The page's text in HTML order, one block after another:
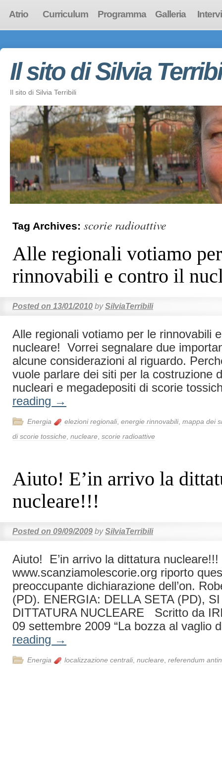
Atrio Curriculum Programma Galleria
Il sito di Silvia
Il sito di Silvia Terribili
Tag Archives: scorie radioattive
Alle regionali votiamo
rinnovabili e contro il
Posted on 13/01/2010 by SilviaTerribili
Alle regionali votiamo per le rinnovabili
nucleare! Vorrei segnalare due
alcune considerazioni al riguardo.
vuole parlare dei siti per la costruzione
nucleari e megadepositi di scorie
reading →
Energia elezioni regionali, energie rinnovabili, mappa dei
di scorie tossiche nucleare scorie radioattive
Aiuto! E’in arrivo la
nucleare!!!
Posted on 09/09/2009 by SilviaTerribili
Aiuto! E’in arrivo la dittatura
www.scanziamolescorie.org riporto
preoccupante dichiarazione dell’on.
(PD). ENERGIA: DELLA SETA (PD),
DITTATURA NUCLEARE Scritto da
09 settembre 2009 “La bozza al
reading →
Energia localizzazione centrali, nucleare referendum